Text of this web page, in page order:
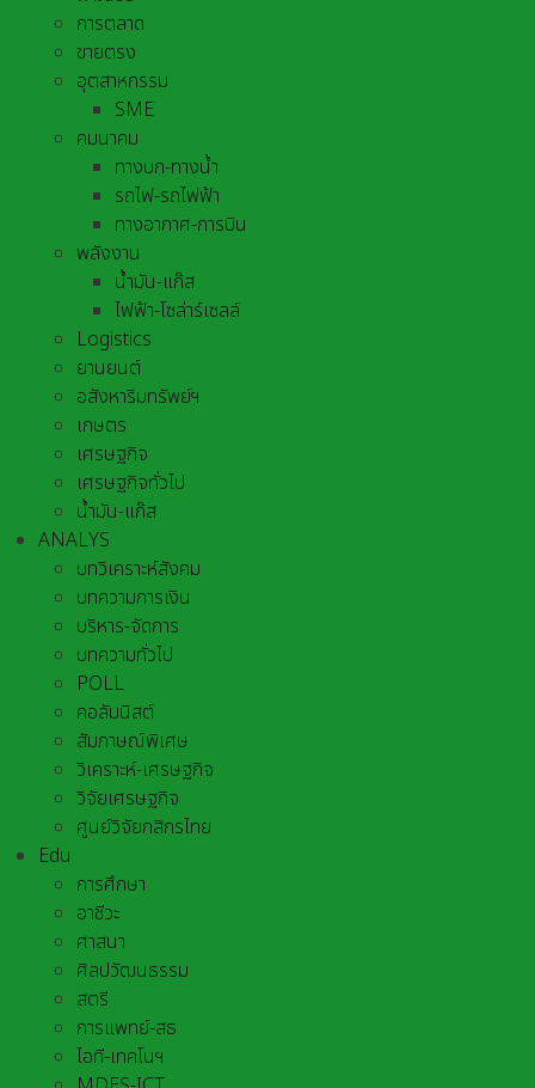
การตลาด
ขายตรง
อุตสาหกรรม
SME
คมนาคม
ทางบก-ทางน้ำ
รถไฟ-รถไฟฟ้า
ทางอากาศ-การบิน
พลังงาน
น้ำมัน-แก๊ส
ไฟฟ้า-โซล่าร์เซลล์
Logistics
ยานยนต์
อสังหาริมทรัพย์ฯ
เกษตร
เศรษฐกิจ
เศรษฐกิจทั่วไป
น้ำมัน-แก๊ส
ANALYS
บทวิเคราะห์สังคม
บทความการเงิน
บริหาร-จัดการ
บทความทั่วไป
POLL
คอลัมนิสต์
สัมภาษณ์พิเศษ
วิเคราะห์-เศรษฐกิจ
วิจัยเศรษฐกิจ
ศูนย์วิจัยกสิกรไทย
Edu
การศึกษา
อาชีวะ
ศาสนา
ศิลปวัฒนธรรม
สตรี
การแพทย์-สธ
ไอที-เทคโนฯ